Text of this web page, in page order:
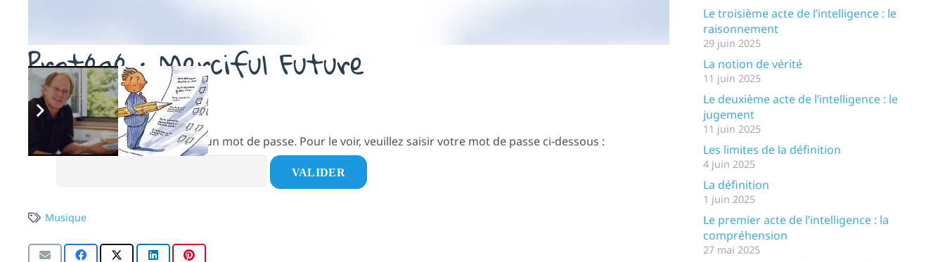
Protégé : Merciful Future
il y a 9 ans
Ce contenu est protégé par un mot de passe. Pour le voir, veuillez saisir votre mot de passe ci-dessous :
Musique
Le troisième acte de l’intelligence : le
raisonnement
29 juin 2025
La notion de vérité
11 juin 2025
Le deuxième acte de l’intelligence : le
jugement
11 juin 2025
Les limites de la définition
4 juin 2025
La définition
1 juin 2025
Le premier acte de l’intelligence : la
compréhension
27 mai 2025